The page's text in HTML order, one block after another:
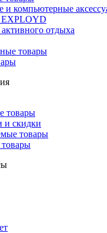
и компьютерные
отдыха
товары
товары
и скидки
товары